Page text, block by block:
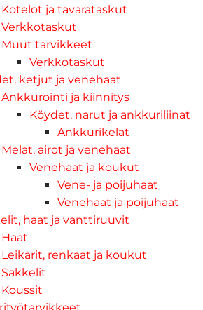
Kotelot ja tavarataskut
Verkkotaskut
Muut tarvikkeet
Verkkotaskut
ketjut ja venehaat
Ankkurointi ja kiinnitys
Köydet, narut ja ankkuriliinat
Ankkurikelat
Melat, airot ja venehaat
Venehaat ja koukut
Vene- ja poijuhaat
Venehaat ja poijuhaat
haat ja vanttiruuvit
Haat
Leikarit, renkaat ja koukut
Sakkelit
Koussit